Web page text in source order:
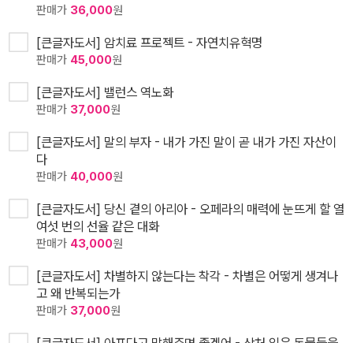
판매가 36,000원
[큰글자도서] 암치료 프로젝트 - 자연치유혁명
판매가 45,000원
[큰글자도서] 밸런스 역노화
판매가 37,000원
[큰글자도서] 말의 부자 - 내가 가진 말이 곧 내가 가진 자산이
다
판매가 40,000원
[큰글자도서] 당신 곁의 아리아 - 오페라의 매력에 눈뜨게 할 열
여섯 번의 선율 같은 대화
판매가 43,000원
[큰글자도서] 차별하지 않는다는 착각 - 차별은 어떻게 생겨나
고 왜 반복되는가
판매가 37,000원